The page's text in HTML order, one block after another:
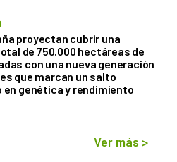
proyectan cubrir una
de 750.000 hectáreas de
con una nueva generación
que marcan un salto
genética y rendimiento
Ver más >